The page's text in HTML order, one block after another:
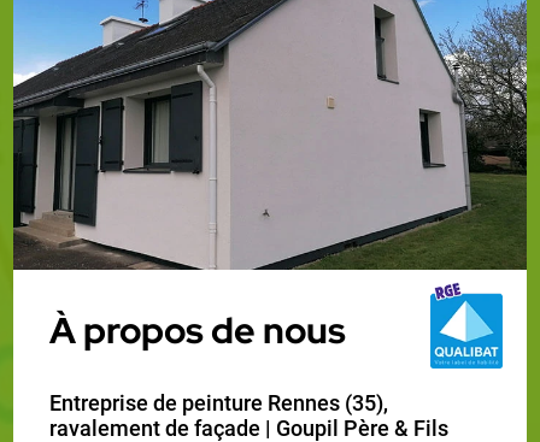
À propos de nous
Entreprise de peinture Rennes (35),
ravalement de façade | Goupil Père & Fils